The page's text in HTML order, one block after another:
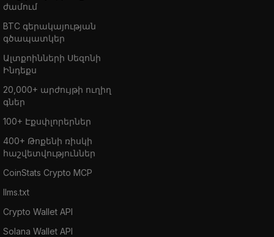
ժամում
BTC գերակայության
գծապատկեր
Ալտքոինների Սեզոնի
Ինդեքս
20,000+ արժույթի ուղիղ
գներ
100+ Էքսփլորերներ
400+ Թոքենի ռիսկի
հաշվետվություններ
CoinStats Crypto MCP
llms.txt
Crypto Wallet API
Solana Wallet API